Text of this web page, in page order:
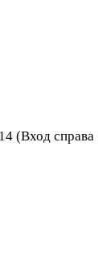
(Вход справа